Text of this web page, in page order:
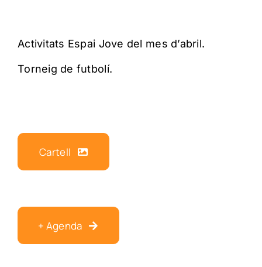
Activitats Espai Jove del mes d’abril.
Torneig de futbolí.
Cartell
+ Agenda